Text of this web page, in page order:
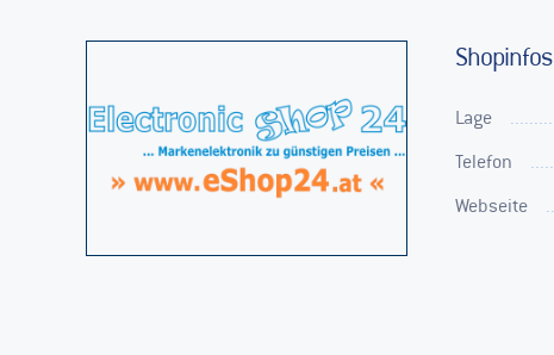
Shopinfos
Lage
Telefon
Webseite